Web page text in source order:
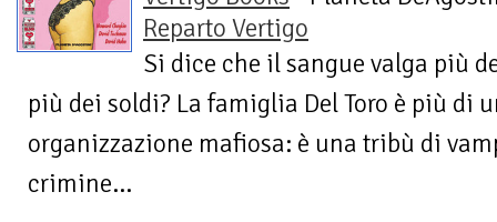
Reparto Vertigo
Si dice che il sangue valga più
più dei soldi? La famiglia Del Toro è più di
organizzazione mafiosa: è una tribù di
crimine...